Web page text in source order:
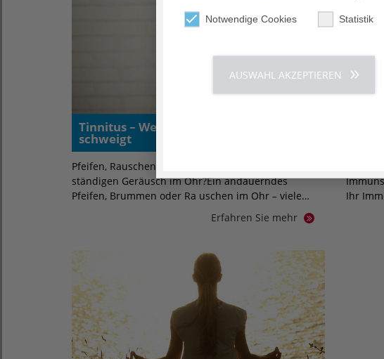
Tinnitus – Wenn das Ohr nicht mehr
schweigt
Pfeifen, Rauschen, Summen: Was steckt hinter dem
ständigen Geräusch im Ohr?Ein andauerndes
Pfeifen, Brummen oder Ra uschen im Ohr – viele…
Erfahren Sie mehr
Ein
Ihr
Notwendige Cookies Statistik
AUSWAHL AKZEPTIEREN